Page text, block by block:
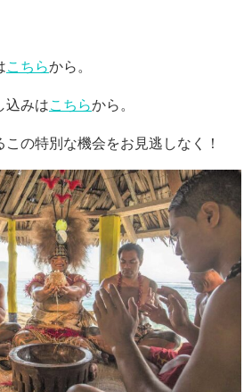
こちらから。
込みはこちらから。
の特別な機会をお見逃しなく！